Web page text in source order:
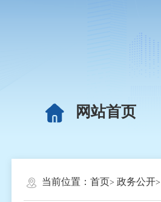
网站首页
当前位置：首页 政务公开